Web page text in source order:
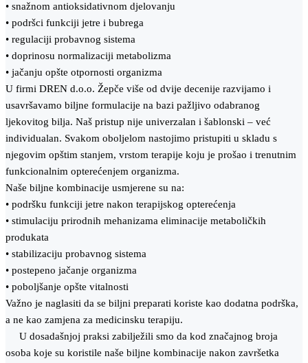
• snažnom antioksidativnom djelovanju
• podršci funkciji jetre i bubrega
• regulaciji probavnog sistema
• doprinosu normalizaciji metabolizma
• jačanju opšte otpornosti organizma
U firmi DREN d.o.o. Žepče više od dvije decenije razvijamo i
usavršavamo biljne formulacije na bazi pažljivo odabranog
ljekovitog bilja. Naš pristup nije univerzalan i šablonski – već
individualan. Svakom oboljelom nastojimo pristupiti u skladu s
njegovim opštim stanjem, vrstom terapije koju je prošao i trenutnim
funkcionalnim opterećenjem organizma.
Naše biljne kombinacije usmjerene su na:
• podršku funkciji jetre nakon terapijskog opterećenja
• stimulaciju prirodnih mehanizama eliminacije metaboličkih
produkata
• stabilizaciju probavnog sistema
• postepeno jačanje organizma
• poboljšanje opšte vitalnosti
Važno je naglasiti da se biljni preparati koriste kao dodatna podrška,
a ne kao zamjena za medicinsku terapiju.
U dosadašnjoj praksi zabilježili smo da kod značajnog broja
osoba koje su koristile naše biljne kombinacije nakon završetka